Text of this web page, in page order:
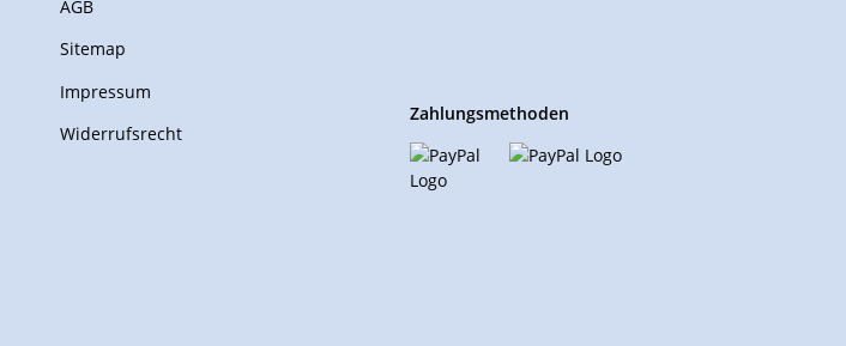
AGB
Sitemap
Impressum
Widerrufsrecht
Zahlungsmethoden